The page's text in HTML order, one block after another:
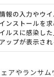
報の入力やウ
ンストールを求
ルスに感染し
ップが表示され
アやランサム